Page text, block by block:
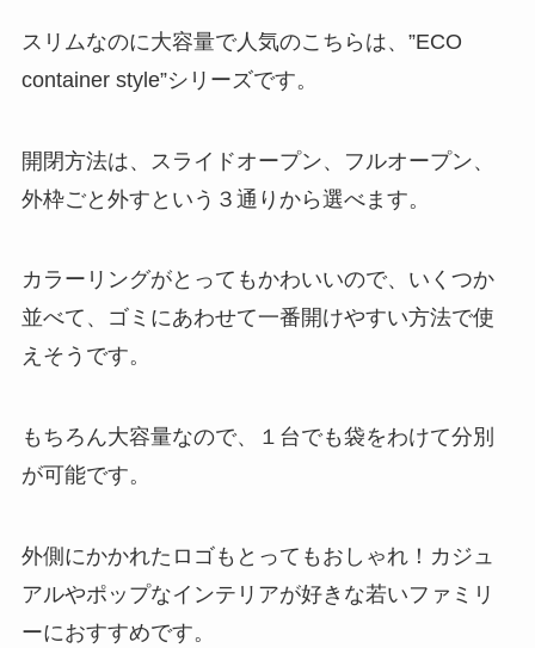
スリムなのに大容量で人気のこちらは、”ECO
container style”シリーズです。
開閉方法は、スライドオープン、フルオープン、
外枠ごと外すという３通りから選べます。
カラーリングがとってもかわいいので、いくつか
並べて、ゴミにあわせて一番開けやすい方法で使
えそうです。
もちろん大容量なので、１台でも袋をわけて分別
が可能です。
外側にかかれたロゴもとってもおしゃれ！カジュ
アルやポップなインテリアが好きな若いファミリ
ーにおすすめです。